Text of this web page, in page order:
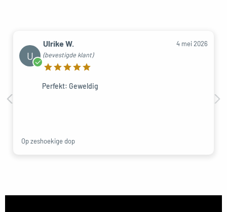
U
Ulrike W.
(bevestigde klant)
4 mei 2026
Perfekt: Geweldig
Op zeshoekige dop